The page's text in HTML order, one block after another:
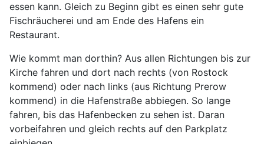
essen kann. Gleich zu Beginn gibt es einen sehr gute
Fischräucherei und am Ende des Hafens ein
Restaurant.
Wie kommt man dorthin? Aus allen Richtungen bis zur
Kirche fahren und dort nach rechts (von Rostock
kommend) oder nach links (aus Richtung Prerow
kommend) in die Hafenstraße abbiegen. So lange
fahren, bis das Hafenbecken zu sehen ist. Daran
vorbeifahren und gleich rechts auf den Parkplatz